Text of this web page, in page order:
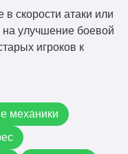
скорости атаки или
на улучшение боевой
игроков к
механики